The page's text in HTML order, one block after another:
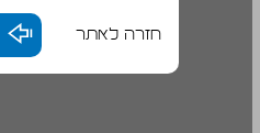
חזרה לאתר